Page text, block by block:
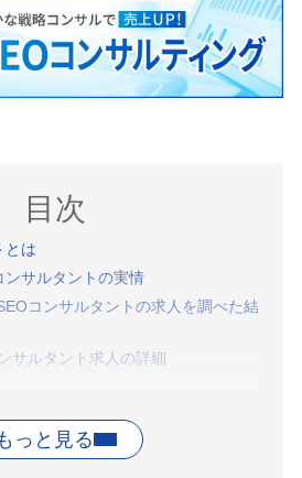
目次
とは
サルタントの実情
コンサルタントの求人を調べた結
サルタント求人の詳細
求人の実態